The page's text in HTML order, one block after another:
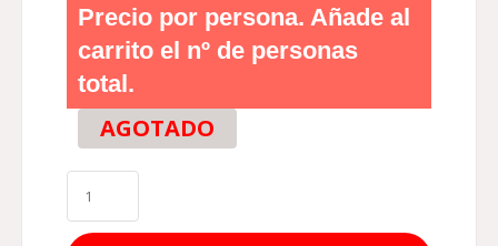
Precio por persona. Añade al
carrito el nº de personas
total.
AGOTADO